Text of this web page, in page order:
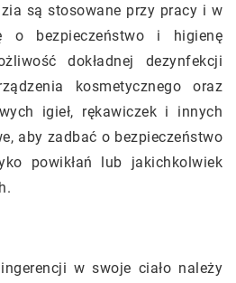
są stosowane przy pracy i w
bezpieczeństwo i higienę
dokładnej dezynfekcji
kosmetycznego oraz
igieł, rękawiczek i innych
aby zadbać o bezpieczeństwo
powikłań lub jakichkolwiek
w swoje ciało należy